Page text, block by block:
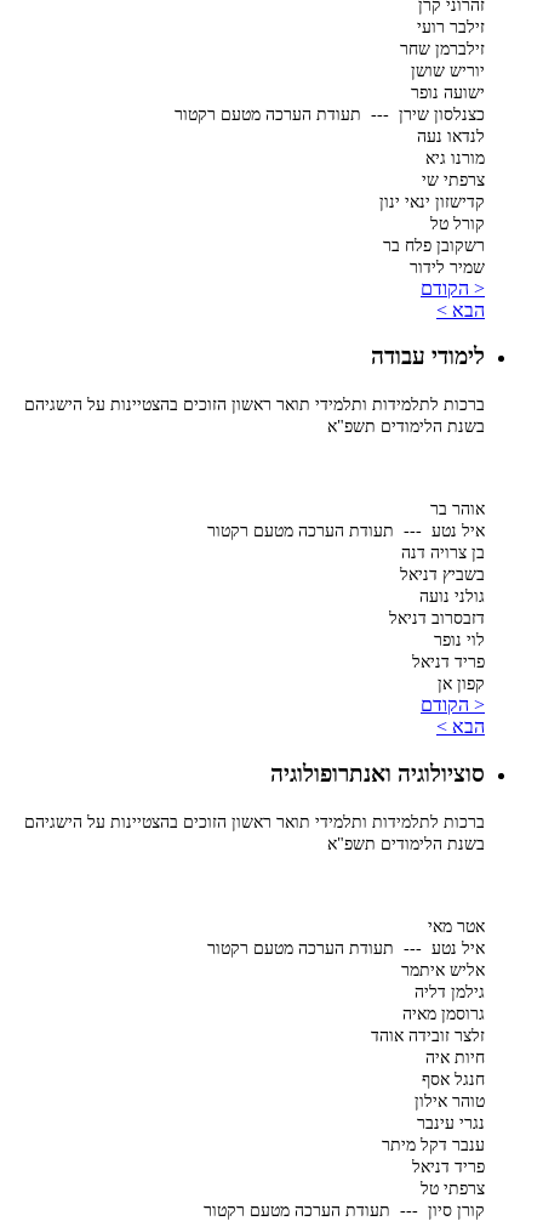
זהרוני קרן
זילבר רועי
זילברמן שחר
יוריש שושן
ישועה נופר
כצנלסון שירן --- תעודת הערכה מטעם רקטור
לנדאו נעה
מורנו גיא
צרפתי שי
קדישזון ינאי ינון
קורל טל
רשקובן פלח בר
שמיר לידור
< הקודם
הבא >
לימודי עבודה
ברכות לתלמידות ותלמידי תואר ראשון הזוכים בהצטיינות על הישגיהם
בשנת הלימודים תשפ"א
אוהר בר
איל נטע --- תעודת הערכה מטעם רקטור
בן צרויה דנה
בשביץ דניאל
גולני נועה
דזבסרוב דניאל
לוי נופר
פריד דניאל
קפון אן
< הקודם
הבא >
סוציולוגיה ואנתרופולוגיה
ברכות לתלמידות ותלמידי תואר ראשון הזוכים בהצטיינות על הישגיהם
בשנת הלימודים תשפ"א
אטר מאי
איל נטע --- תעודת הערכה מטעם רקטור
אליש איתמר
גילמן דליה
גרוסמן מאיה
זלצר זובידה אוהד
חיות איה
חנגל אסף
טוהר אילון
נגרי עינבר
ענבר דקל מיתר
פריד דניאל
צרפתי טל
קורן סיון --- תעודת הערכה מטעם רקטור